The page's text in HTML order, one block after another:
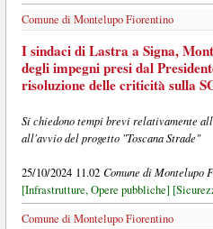
Comune di Montelupo Fiorentino
I sindaci di Lastra a Signa,
degli impegni presi dal
risoluzione delle criticità sulla
Si chiedono tempi brevi relativamente
all'avvio del progetto "Toscana Strade"
25/10/2024 11.02 Comune di Montelupo
[Infrastrutture, Opere pubbliche]
Comune di Montelupo Fiorentino